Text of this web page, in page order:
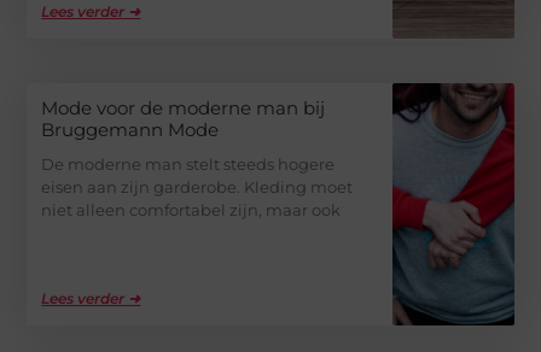
Lees verder ➜
Mode voor de moderne man bij
Bruggemann Mode
De moderne man stelt steeds hogere
eisen aan zijn garderobe. Kleding moet
niet alleen comfortabel zijn, maar ook
Lees verder ➜